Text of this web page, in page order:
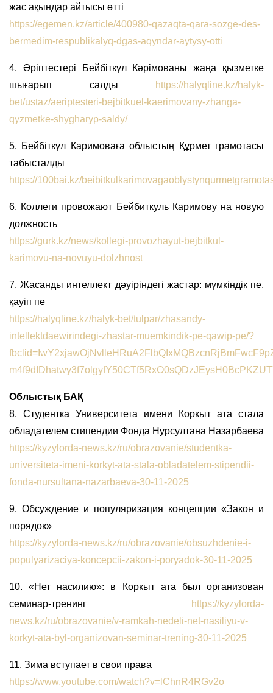
жас ақындар айтысы өтті
https://egemen.kz/article/400980-qazaqta-qara-sozge-des-
bermedim-respublikalyq-dgas-aqyndar-aytysy-otti
4. Әріптестері Бейбіткүл Кәрімованы жаңа қызметке
шығарып салды
https://halyqline.kz/halyk-
bet/ustaz/aeriptesteri-bejbitkuel-kaerimovany-zhanga-
qyzmetke-shygharyp-saldy/
5. Бейбіткүл Каримоваға облыстың Құрмет грамотасы
табысталды
https://100bai.kz/
6. Коллеги провожают Бейбиткуль Каримову на новую
должность
https://gurk.kz/news/kollegi-provozhayut-bejbitkul-
karimovu-na-novuyu-dolzhnost
7. Жасанды интеллект дәуіріндегі жастар: мүмкіндік пе,
қауіп пе
https://halyqline.kz/halyk-bet/tulpar/zhasandy-
intellektdaewirindegi-zhastar-muemkindik-pe-qawip-pe/?
Облыстық БАҚ
8. Студентка Университета имени Коркыт ата стала
обладателем стипендии Фонда Нурсултана Назарбаева
https://kyzylorda-news.kz/ru/obrazovanie/studentka-
universiteta-imeni-korkyt-ata-stala-obladatelem-stipendii-
fonda-nursultana-nazarbaeva-30-11-2025
9. Обсуждение и популяризация концепции «Закон и
порядок»
https://kyzylorda-news.kz/ru/obrazovanie/obsuzhdenie-i-
populyarizaciya-koncepcii-zakon-i-poryadok-30-11-2025
10. «Нет насилию»: в Коркыт ата был организован
семинар-тренинг
https://kyzylorda-
news.kz/ru/obrazovanie/v-ramkah-nedeli-net-nasiliyu-v-
korkyt-ata-byl-organizovan-seminar-trening-30-11-2025
11. Зима вступает в свои права
https://www.youtube.com/watch?v=lChnR4RGv2o